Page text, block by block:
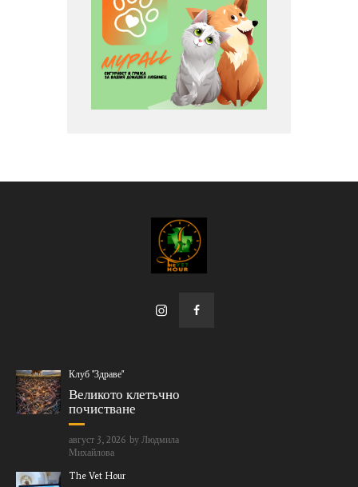
Клуб "Здраве"
Великото клетъчно
почистване
август 3, 2026 by Людмила
Михайлова
The Vet Hour